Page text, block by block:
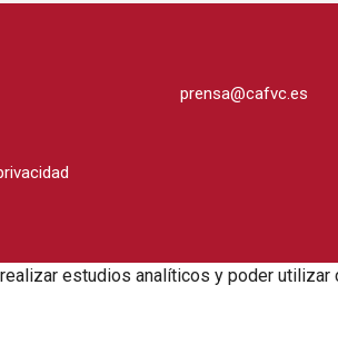
prensa@cafvc.es
estudios analíticos y poder